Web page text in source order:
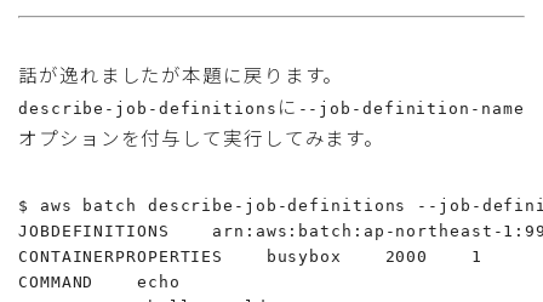
話が逸れましたが本題に戻ります。
describe-job-definitions に --job-definition-name
オプションを付与して実行してみます。
$ aws batch describe-job-definitions --job-
JOBDEFINITIONS    arn:aws:batch:ap-
CONTAINERPROPERTIES    busybox    2000    1
COMMAND    echo